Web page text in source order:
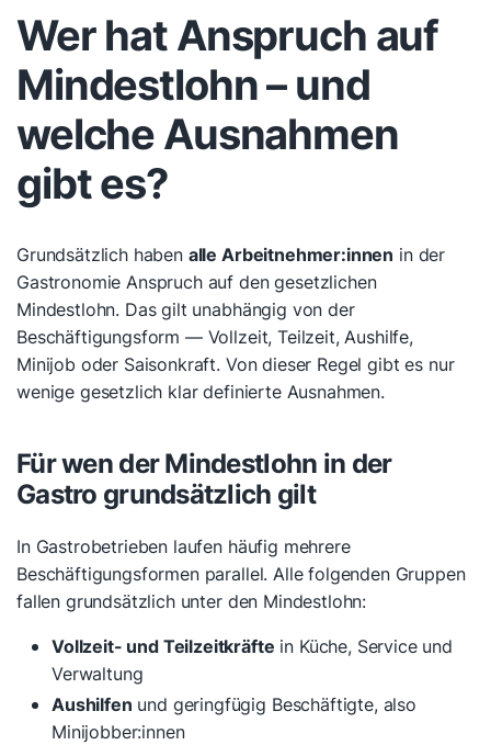
Wer hat Anspruch auf
Mindestlohn – und
welche Ausnahmen
gibt es?
Grundsätzlich haben alle Arbeitnehmer:innen in der
Gastronomie Anspruch auf den gesetzlichen
Mindestlohn. Das gilt unabhängig von der
Beschäftigungsform — Vollzeit, Teilzeit, Aushilfe,
Minijob oder Saisonkraft. Von dieser Regel gibt es nur
wenige gesetzlich klar definierte Ausnahmen.
Für wen der Mindestlohn in der
Gastro grundsätzlich gilt
In Gastrobetrieben laufen häufig mehrere
Beschäftigungsformen parallel. Alle folgenden Gruppen
fallen grundsätzlich unter den Mindestlohn:
Vollzeit- und Teilzeitkräfte in Küche, Service und
Verwaltung
Aushilfen und geringfügig Beschäftigte, also
Minijobber:innen